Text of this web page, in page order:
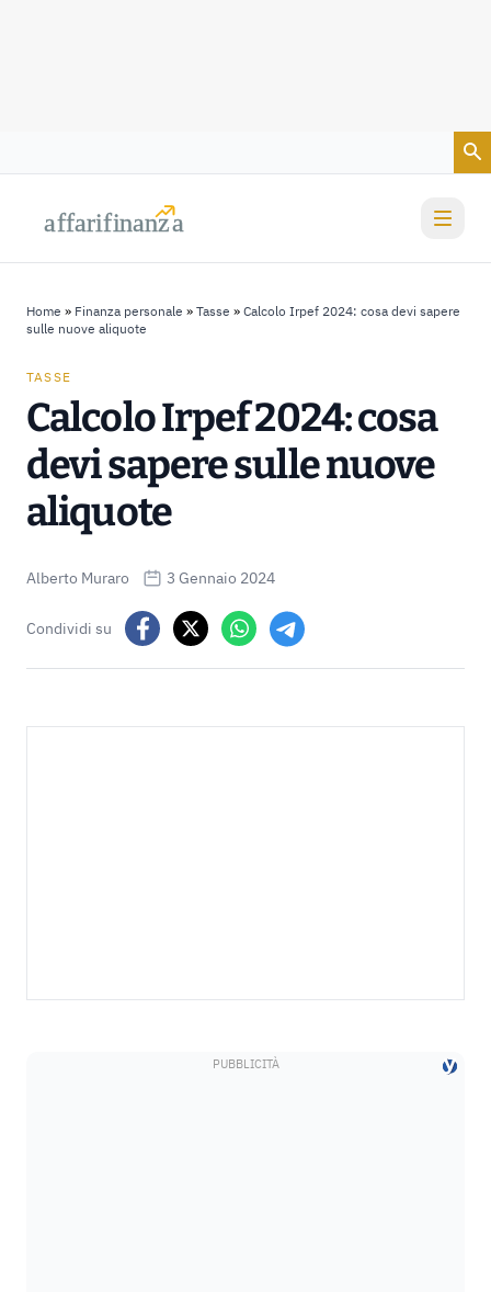
affarifinanza
affarifinanza
Home » Finanza personale » Tasse » Calcolo Irpef 2024: cosa devi sapere
sulle nuove aliquote
TASSE
Calcolo Irpef 2024: cosa
devi sapere sulle nuove
aliquote
Alberto Muraro 3 Gennaio 2024
Condividi su